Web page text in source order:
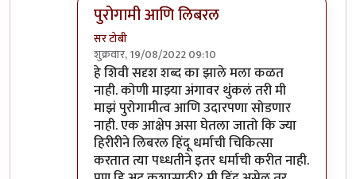
पुरोगामी आणि लिबरल
सर टोबी
शुक्रवार, 19/08/2022 09:10
In reply toविरोधात वैयक्तिक पण नाही
हे शिवी सदृश शब्द का झाले मला कळत
नाही. कोणी माझ्या अंगावर थुंकलं तरी मी
माझं पुरोगामीत्व आणि उदारपणा सोडणार
नाही. एक आक्षेप असा घेतला जातो कि ज्या
हिरीरीने लिबरल हिंदू धर्माची चिकित्सा
करतात त्या पध्धतीने इतर धर्माची करीत नाही.